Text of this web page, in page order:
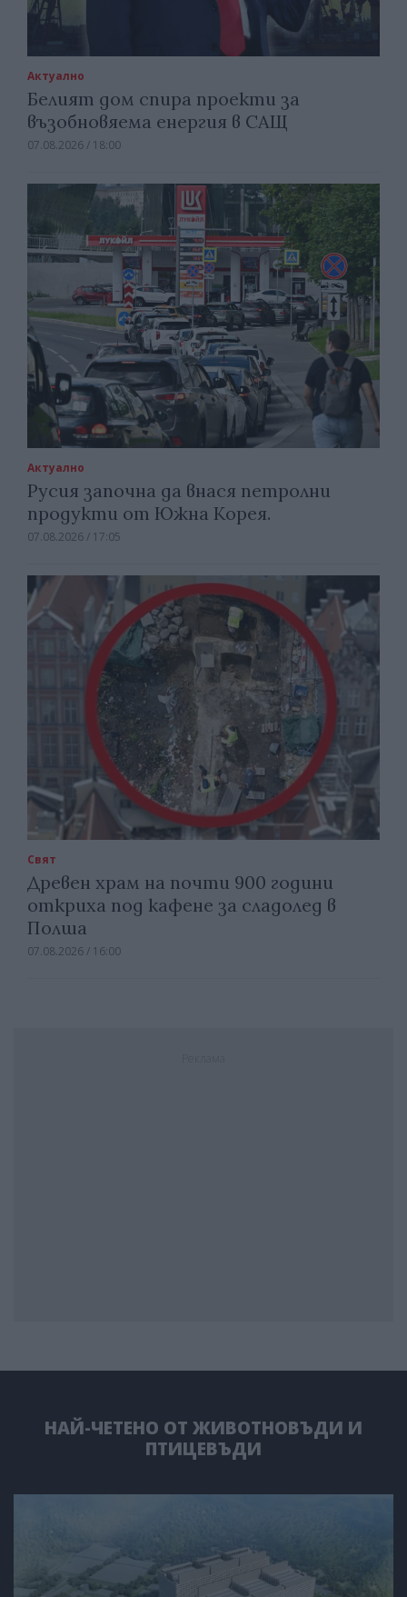
Актуално
Белият дом спира проекти за
възобновяема енергия в САЩ
07.08.2026 / 18:00
Актуално
Русия започна да внася петролни
продукти от Южна Корея.
07.08.2026 / 17:05
Свят
Древен храм на почти 900 години
откриха под кафене за сладолед в
Полша
07.08.2026 / 16:00
НАЙ-ЧЕТЕНО ОТ ЖИВОТНОВЪДИ И
ПТИЦЕВЪДИ